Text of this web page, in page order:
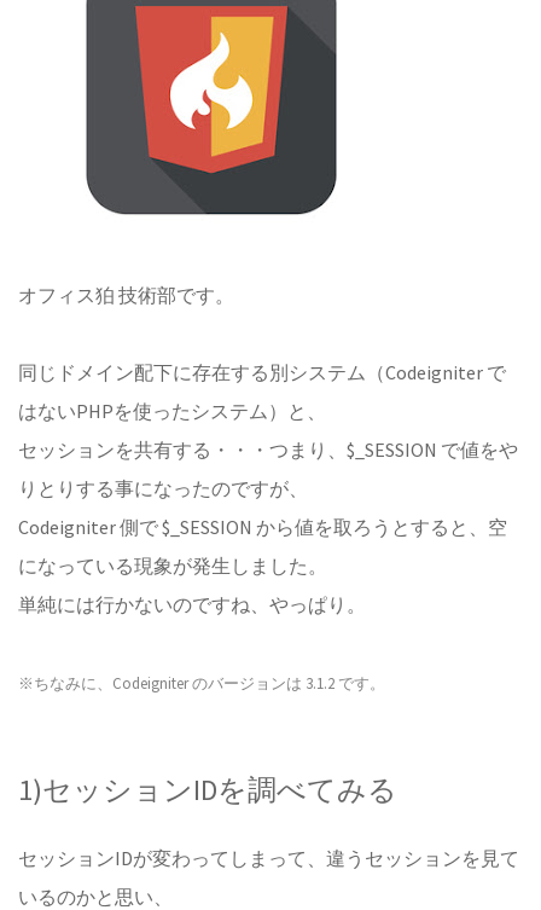
オフィス狛 技術部です。
同じドメイン配下に存在する別システム（Codeigniter で
はないPHPを使ったシステム）と、
セッションを共有する・・・つまり、$_SESSION で値をや
りとりする事になったのですが、
Codeigniter 側で $_SESSION から値を取ろうとすると、空
になっている現象が発生しました。
単純には行かないのですね、やっぱり。
※ちなみに、Codeigniter のバージョンは 3.1.2 です。
1)セッションIDを調べてみる
セッションIDが変わってしまって、違うセッションを見て
いるのかと思い、